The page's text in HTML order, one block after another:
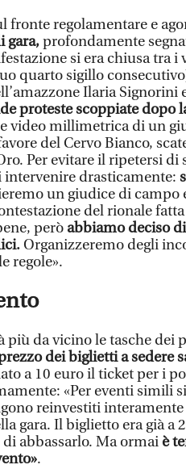
fronte regolamentare e
gara,profondamente
si era chiusa tra
quarto sigillo
Ilaria Signorini
proteste scoppiate dopo
video millimetrica di un
del Cervo Bianco,
Per evitare il ripetersi
intervenire drasticamente:
un giudice di campo
del rionale
però abbiamo deciso
Organizzeremo degli
regole».
più da vicino le tasche dei
dei biglietti a sedere
a 10 euro il ticket per i
«Per eventi simili
reinvestiti
gara. Il biglietto era già a
abbassarlo. Ma ormai è
.